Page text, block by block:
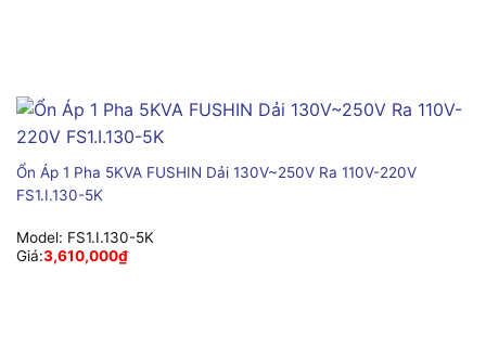
Ổn Áp 1 Pha 5KVA FUSHIN Dải 130V~250V Ra 110V-220V
FS1.I.130-5K
Model: FS1.I.130-5K
Giá:3,610,000₫